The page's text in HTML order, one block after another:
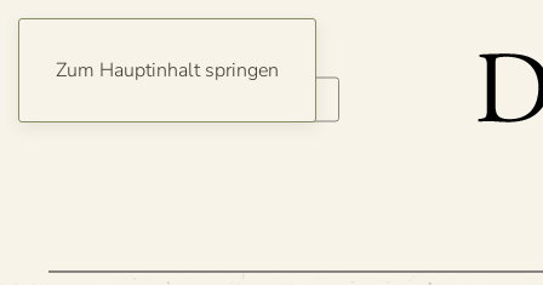
Zum Hauptinhalt springen